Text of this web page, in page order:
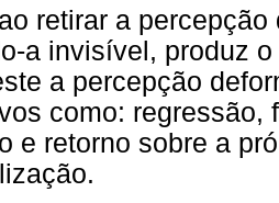
retirar a
a invisível, produz
a percepção
como: regressão,
e retorno sobre a